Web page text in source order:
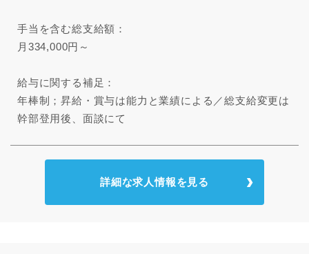
手当を含む総支給額：
月334,000円～
給与に関する補足：
年棒制；昇給・賞与は能力と業績による／総支給変更は
幹部登用後、面談にて
詳細な求人情報を見る